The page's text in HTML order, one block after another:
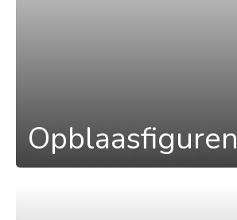
Opblaasfiguren